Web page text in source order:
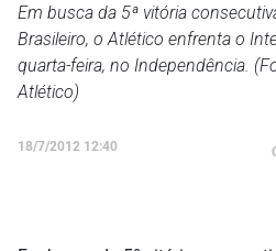
Em busca da 5ª vitória
Brasileiro, o Atlético enfrenta o
quarta-feira, no Independência.
Atlético)
18/7/2012 12:40